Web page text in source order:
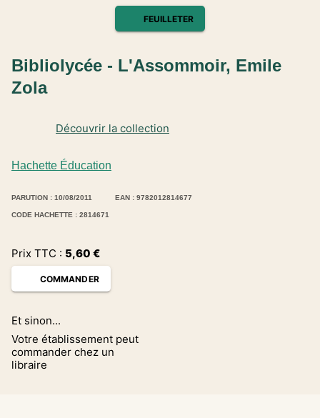
FEUILLETER
Hachette Éducation
Découvrir la collection
Bibliolycée - L'Assommoir, Emile
Zola
PARUTION : 10/08/2011 EAN : 9782012814677
CODE HACHETTE : 2814671
Prix TTC : 5,60 €
COMMANDER
Et sinon...
Votre établissement peut
commander chez un
libraire